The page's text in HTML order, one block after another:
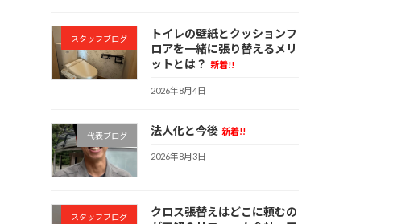
スタッフブログ
トイレの壁紙とクッションフ
ロアを一緒に張り替えるメリ
ットとは？ 新着!!
2026年8月4日
代表ブログ 法人化と今後 新着!!
2026年8月3日
スタッフブログ
クロス張替えはどこに頼むの